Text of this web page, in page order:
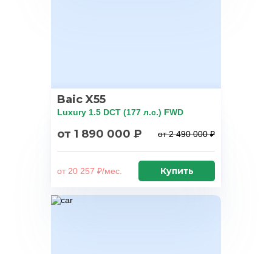
Baic X55
Luxury 1.5 DCT (177 л.с.) FWD
от 1 890 000 ₽ от 2 490 000 ₽
от 20 257 ₽/мес. Купить